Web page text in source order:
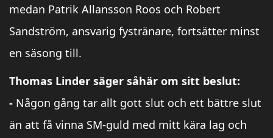
medan Patrik Allansson Roos och Robert
Sandström, ansvarig fystränare, fortsätter minst
en säsong till.
Thomas Linder säger såhär om sitt beslut:
- Någon gång tar allt gott slut och ett bättre slut
än att få vinna SM-guld med mitt kära lag och